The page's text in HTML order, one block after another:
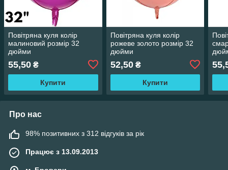
Повітряна куля колір
малиновий розмір 32
дюйми
55,50 ₴
Купити
Повітряна куля колір
рожеве золото розмір 32
дюйми
52,50₴
Купити
Про нас
98% позитивних з 312 відгуків за рік
Працює з 13.09.2013